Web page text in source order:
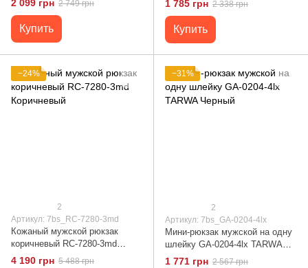
Коричневый
2 099 грн 2 749 грн
Купить
1 785 грн 2 338 грн
Купить
−24%
2
Артикул: 7bs_RC-7280-3md
Кожаный мужской рюкзак
коричневый RC-7280-3md
Коричневый
4 190 грн 5 488 грн
−31%
2
Артикул: 7bs_GA-0204-4lx
Мини-рюкзак мужской на одну
шлейку GA-0204-4lx TARWA
Черный
1 771 грн 2 567 грн